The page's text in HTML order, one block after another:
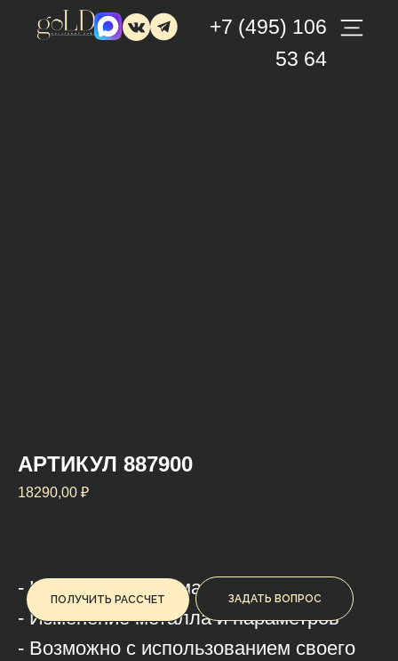
+7 (495) 106
53 64
ПОЛУЧИТЬ РАССЧЕТ ЗАДАТЬ ВОПРОС
АРТИКУЛ 887900
18290,00 ₽
- На заказ или на мастер-классе
- Изменение металла и параметров
- Возможно с использованием своего